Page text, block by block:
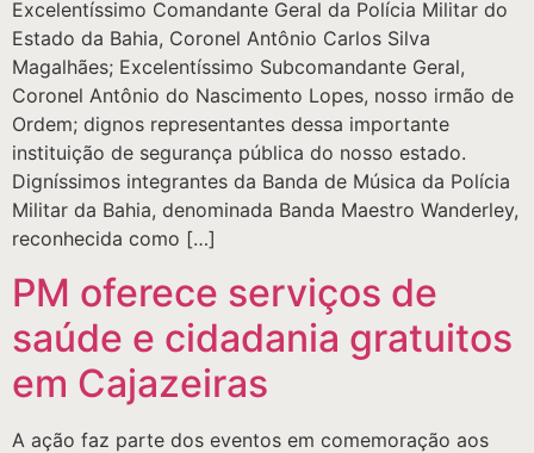
Excelentíssimo Comandante Geral da Polícia Militar do
Estado da Bahia, Coronel Antônio Carlos Silva
Magalhães; Excelentíssimo Subcomandante Geral,
Coronel Antônio do Nascimento Lopes, nosso irmão de
Ordem; dignos representantes dessa importante
instituição de segurança pública do nosso estado.
Digníssimos integrantes da Banda de Música da Polícia
Militar da Bahia, denominada Banda Maestro Wanderley,
reconhecida como […]
PM oferece serviços de
saúde e cidadania gratuitos
em Cajazeiras
A ação faz parte dos eventos em comemoração aos